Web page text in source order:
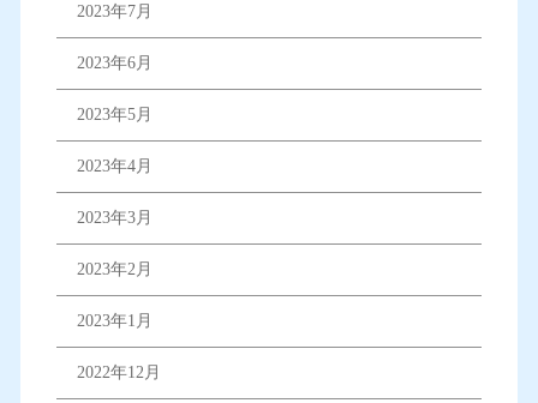
2023年7月
2023年6月
2023年5月
2023年4月
2023年3月
2023年2月
2023年1月
2022年12月